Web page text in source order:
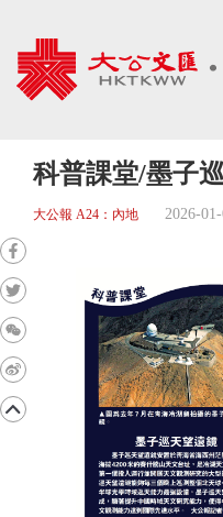
科普課堂/墨子
大公報 A24：內地 2026-